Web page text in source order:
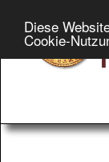
Diese
Cookie-